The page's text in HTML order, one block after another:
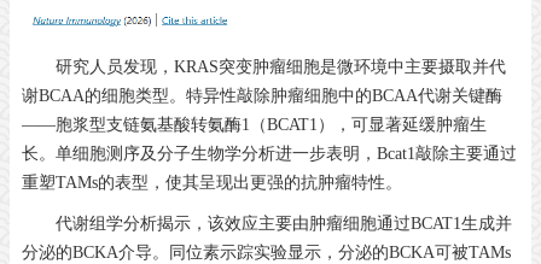
研究人员发现，KRAS突变肿瘤细胞是微环境中主要摄取并代
谢BCAA的细胞类型。特异性敲除肿瘤细胞中的BCAA代谢关键酶
——胞浆型支链氨基酸转氨酶1（BCAT1），可显著延缓肿瘤生
长。单细胞测序及分子生物学分析进一步表明，Bcat1敲除主要通过
重塑TAMs的表型，使其呈现出更强的抗肿瘤特性。
代谢组学分析揭示，该效应主要由肿瘤细胞通过BCAT1生成并
分泌的BCKA介导。同位素示踪实验显示，分泌的BCKA可被TAMs